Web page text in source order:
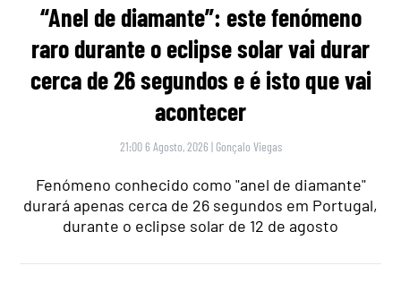
“Anel de diamante”: este fenómeno
raro durante o eclipse solar vai durar
cerca de 26 segundos e é isto que vai
acontecer
21:00 6 Agosto, 2026 | Gonçalo Viegas
Fenómeno conhecido como "anel de diamante"
durará apenas cerca de 26 segundos em Portugal,
durante o eclipse solar de 12 de agosto